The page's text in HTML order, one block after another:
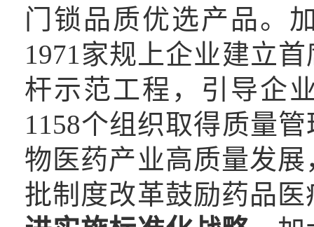
门锁品质优选产品。
1971家规上企业建立
杆示范工程，引导企
1158个组织取得质量
物医药产业高质量发
批制度改革鼓励药品